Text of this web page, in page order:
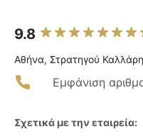
9.8
Αθήνα, Στρατηγού
Εμφάνιση
Σχετικά με την εταιρεία: